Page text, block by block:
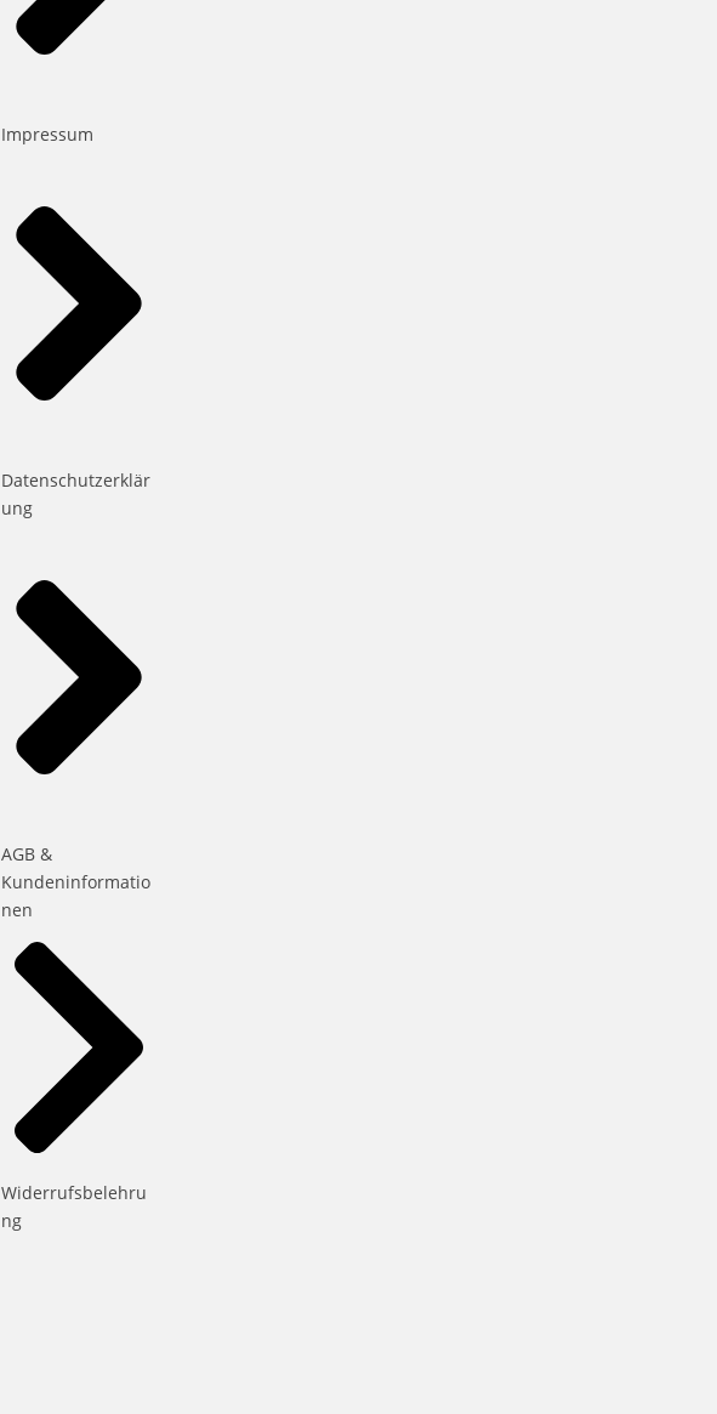
Impressum
Datenschutzerklär
ung
AGB &
Kundeninformatio
nen
Widerrufsbelehru
ng